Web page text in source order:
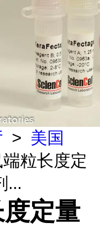
> 美国
粒长度定
...
定量